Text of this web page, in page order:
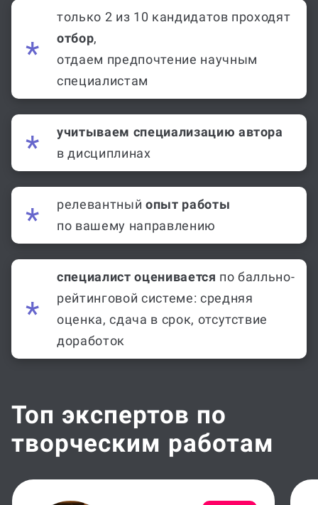
только 2 из 10 кандидатов проходят
отбор,
отдаем предпочтение научным
специалистам
учитываем специализацию автора
в дисциплинах
релевантный опыт работы
по вашему направлению
специалист оценивается по балльно-
рейтинговой системе: средняя
оценка, сдача в срок, отсутствие
доработок
Топ экспертов по
творческим работам